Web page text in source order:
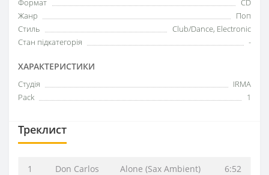
Формат
CD
Жанр
Поп
Стиль
Club/Dance, Electronic
Стан підкатегорія
-
ХАРАКТЕРИСТИКИ
Студія
IRMA
Pack
1
Треклист
1 Don Carlos Alone (Sax Ambient) 6:52